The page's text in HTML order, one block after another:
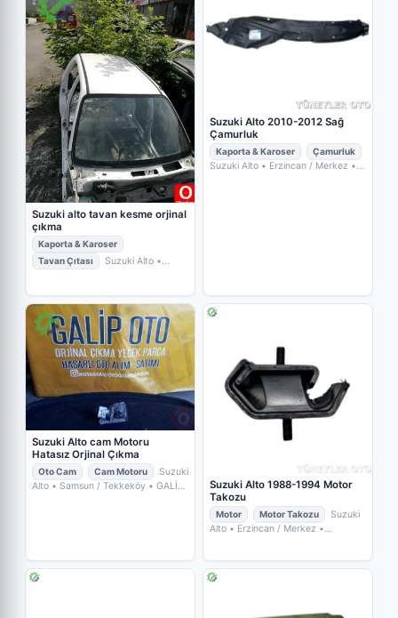
Suzuki alto tavan kesme orjinal
çıkma
Kaporta & Karoser
Tavan Çıtası
Suzuki Alto •
Suzuki Alto 2010-2012 Sağ
Çamurluk
Kaporta & Karoser Çamurluk
Suzuki Alto • Erzincan / Merkez •
Suzuki Alto cam Motoru
Hatasız Orjinal Çıkma
Oto Cam Cam Motoru
Suzuki
Alto • Samsun / Tekkeköy • GALİP
Suzuki Alto 1988-1994 Motor
Takozu
Motor Motor Takozu
Suzuki
Alto • Erzincan / Merkez •